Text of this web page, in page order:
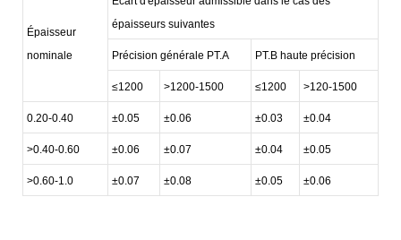
Épaisseur
nominale
épaisseurs suivantes
Précision générale PT.A PT.B haute précision
≤1200 >1200-1500 ≤1200 >120-1500
0.20-0.40 ±0.05 ±0.06 ±0.03 ±0.04
>0.40-0.60 ±0.06 ±0.07 ±0.04 ±0.05
>0.60-1.0 ±0.07 ±0.08 ±0.05 ±0.06